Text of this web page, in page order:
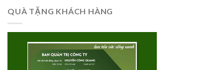
QUÀ TẶNG KHÁCH HÀNG